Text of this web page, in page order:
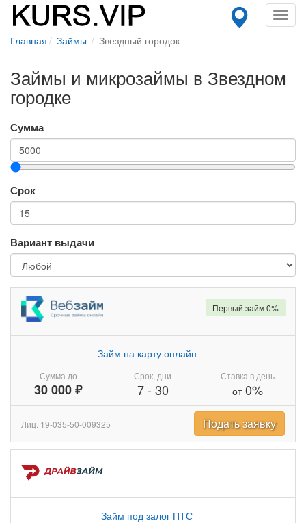
Главная Займы Звездный городок
Займы и микрозаймы в Звездном
городке
Сумма
Срок
Вариант выдачи
Сумма до
30 000 ₽
Займ на карту онлайн
Срок, дни
7- 30
Ставка в день
от0%
Первый займ 0%
Лиц. 19-035-50-009325 Подать заявку
Займ под залог ПТС